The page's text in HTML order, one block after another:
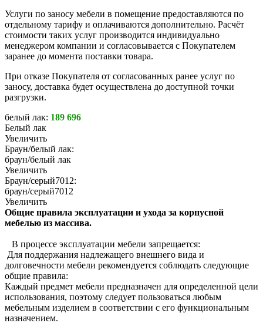
Услуги по заносу мебели в помещение предоставляются по
отдельному тарифу и оплачиваются дополнительно. Расчёт
стоимости таких услуг производится индивидуально
менеджером компании и согласовывается с Покупателем
заранее до момента поставки товара.
При отказе Покупателя от согласованных ранее услуг по
заносу, доставка будет осуществлена до доступной точки
разгрузки.
белый лак: 189 696
Белый лак
Увеличить
Браун/белый лак:
браун/белый лак
Увеличить
Браун/серый7012:
браун/серый7012
Увеличить
Общие правила эксплуатации и ухода за корпусной
мебелью из массива.
В процессе эксплуатации мебели запрещается:
Для поддержания надлежащего внешнего вида и
долговечности мебели рекомендуется соблюдать следующие
общие правила:
Каждый предмет мебели предназначен для определенной цели
использования, поэтому следует пользоваться любым
мебельным изделием в соответствии с его функциональным
назначением.